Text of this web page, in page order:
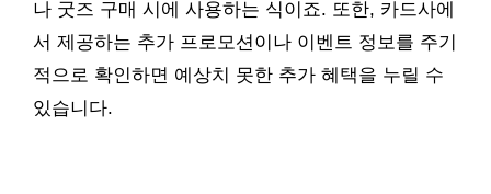
나 굿즈 구매 시에 사용하는 식이죠. 또한, 카드사에
서 제공하는 추가 프로모션이나 이벤트 정보를 주기
적으로 확인하면 예상치 못한 추가 혜택을 누릴 수
있습니다.